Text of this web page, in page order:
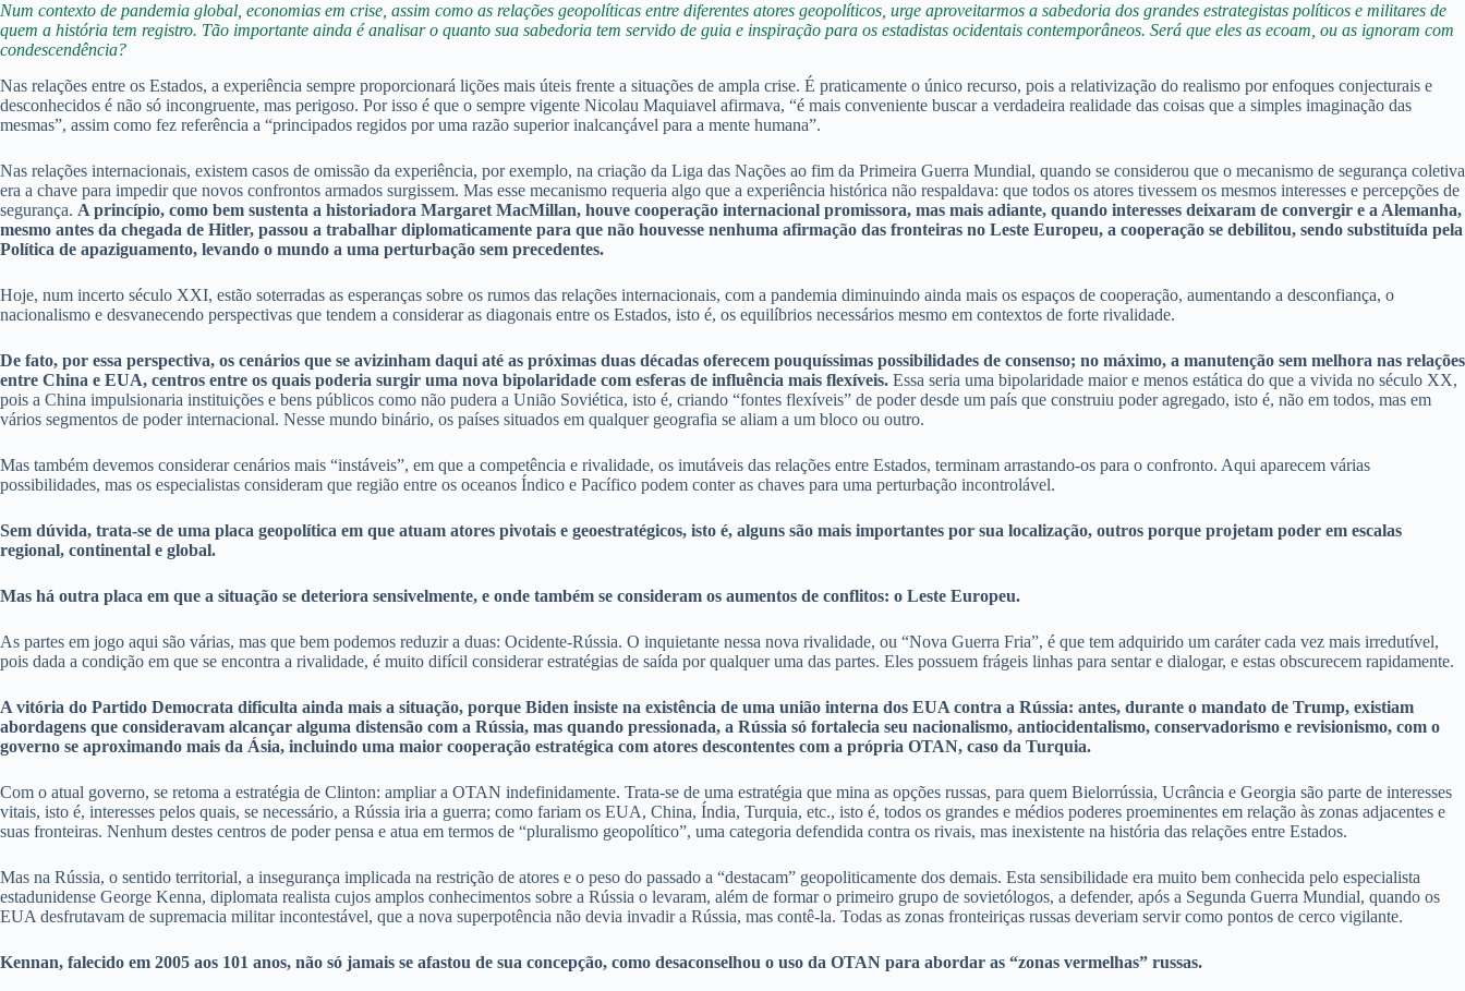
Num contexto de pandemia global, economias em crise, assim como as relações geopolíticas entre diferentes atores geopolíticos, urge aproveitarmos a sabedoria dos grandes estrategistas políticos e militares de
quem a história tem registro. Tão importante ainda é analisar o quanto sua sabedoria tem servido de guia e inspiração para os estadistas ocidentais contemporâneos. Será que eles as ecoam, ou as ignoram com
condescendência?
Nas relações entre os Estados, a experiência sempre proporcionará lições mais úteis frente a situações de ampla crise. É praticamente o único recurso, pois a relativização do realismo por enfoques conjecturais e
desconhecidos é não só incongruente, mas perigoso. Por isso é que o sempre vigente Nicolau Maquiavel afirmava, “é mais conveniente buscar a verdadeira realidade das coisas que a simples imaginação das
mesmas”, assim como fez referência a “principados regidos por uma razão superior inalcançável para a mente humana”.
Nas relações internacionais, existem casos de omissão da experiência, por exemplo, na criação da Liga das Nações ao fim da Primeira Guerra Mundial, quando se considerou que o mecanismo de segurança coletiva
era a chave para impedir que novos confrontos armados surgissem. Mas esse mecanismo requeria algo que a experiência histórica não respaldava: que todos os atores tivessem os mesmos interesses e percepções de
segurança. A princípio, como bem sustenta a historiadora Margaret MacMillan, houve cooperação internacional promissora, mas mais adiante, quando interesses deixaram de convergir e a Alemanha,
mesmo antes da chegada de Hitler, passou a trabalhar diplomaticamente para que não houvesse nenhuma afirmação das fronteiras no Leste Europeu, a cooperação se debilitou, sendo substituída pela
Política de apaziguamento, levando o mundo a uma perturbação sem precedentes.
Hoje, num incerto século XXI, estão soterradas as esperanças sobre os rumos das relações internacionais, com a pandemia diminuindo ainda mais os espaços de cooperação, aumentando a desconfiança, o
nacionalismo e desvanecendo perspectivas que tendem a considerar as diagonais entre os Estados, isto é, os equilíbrios necessários mesmo em contextos de forte rivalidade.
De fato, por essa perspectiva, os cenários que se avizinham daqui até as próximas duas décadas oferecem pouquíssimas possibilidades de consenso; no máximo, a manutenção sem melhora nas relações
entre China e EUA, centros entre os quais poderia surgir uma nova bipolaridade com esferas de influência mais flexíveis. Essa seria uma bipolaridade maior e menos estática do que a vivida no século XX,
pois a China impulsionaria instituições e bens públicos como não pudera a União Soviética, isto é, criando “fontes flexíveis” de poder desde um país que construiu poder agregado, isto é, não em todos, mas em
vários segmentos de poder internacional. Nesse mundo binário, os países situados em qualquer geografia se aliam a um bloco ou outro.
Mas também devemos considerar cenários mais “instáveis”, em que a competência e rivalidade, os imutáveis das relações entre Estados, terminam arrastando-os para o confronto. Aqui aparecem várias
possibilidades, mas os especialistas consideram que região entre os oceanos Índico e Pacífico podem conter as chaves para uma perturbação incontrolável.
Sem dúvida, trata-se de uma placa geopolítica em que atuam atores pivotais e geoestratégicos, isto é, alguns são mais importantes por sua localização, outros porque projetam poder em escalas
regional, continental e global.
Mas há outra placa em que a situação se deteriora sensivelmente, e onde também se consideram os aumentos de conflitos: o Leste Europeu.
As partes em jogo aqui são várias, mas que bem podemos reduzir a duas: Ocidente-Rússia. O inquietante nessa nova rivalidade, ou “Nova Guerra Fria”, é que tem adquirido um caráter cada vez mais irredutível,
pois dada a condição em que se encontra a rivalidade, é muito difícil considerar estratégias de saída por qualquer uma das partes. Eles possuem frágeis linhas para sentar e dialogar, e estas obscurecem rapidamente.
A vitória do Partido Democrata dificulta ainda mais a situação, porque Biden insiste na existência de uma união interna dos EUA contra a Rússia: antes, durante o mandato de Trump, existiam
abordagens que consideravam alcançar alguma distensão com a Rússia, mas quando pressionada, a Rússia só fortalecia seu nacionalismo, antiocidentalismo, conservadorismo e revisionismo, com o
governo se aproximando mais da Ásia, incluindo uma maior cooperação estratégica com atores descontentes com a própria OTAN, caso da Turquia.
Com o atual governo, se retoma a estratégia de Clinton: ampliar a OTAN indefinidamente. Trata-se de uma estratégia que mina as opções russas, para quem Bielorrússia, Ucrância e Georgia são parte de interesses
vitais, isto é, interesses pelos quais, se necessário, a Rússia iria a guerra; como fariam os EUA, China, Índia, Turquia, etc., isto é, todos os grandes e médios poderes proeminentes em relação às zonas adjacentes e
suas fronteiras. Nenhum destes centros de poder pensa e atua em termos de “pluralismo geopolítico”, uma categoria defendida contra os rivais, mas inexistente na história das relações entre Estados.
Mas na Rússia, o sentido territorial, a insegurança implicada na restrição de atores e o peso do passado a “destacam” geopoliticamente dos demais. Esta sensibilidade era muito bem conhecida pelo especialista
estadunidense George Kenna, diplomata realista cujos amplos conhecimentos sobre a Rússia o levaram, além de formar o primeiro grupo de sovietólogos, a defender, após a Segunda Guerra Mundial, quando os
EUA desfrutavam de supremacia militar incontestável, que a nova superpotência não devia invadir a Rússia, mas contê-la. Todas as zonas fronteiriças russas deveriam servir como pontos de cerco vigilante.
Kennan, falecido em 2005 aos 101 anos, não só jamais se afastou de sua concepção, como desaconselhou o uso da OTAN para abordar as “zonas vermelhas” russas.